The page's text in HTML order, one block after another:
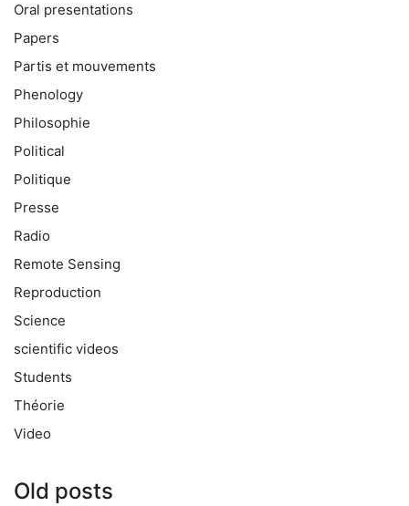
Oral presentations
Papers
Partis et mouvements
Phenology
Philosophie
Political
Politique
Presse
Radio
Remote Sensing
Reproduction
Science
scientific videos
Students
Théorie
Video
Old posts